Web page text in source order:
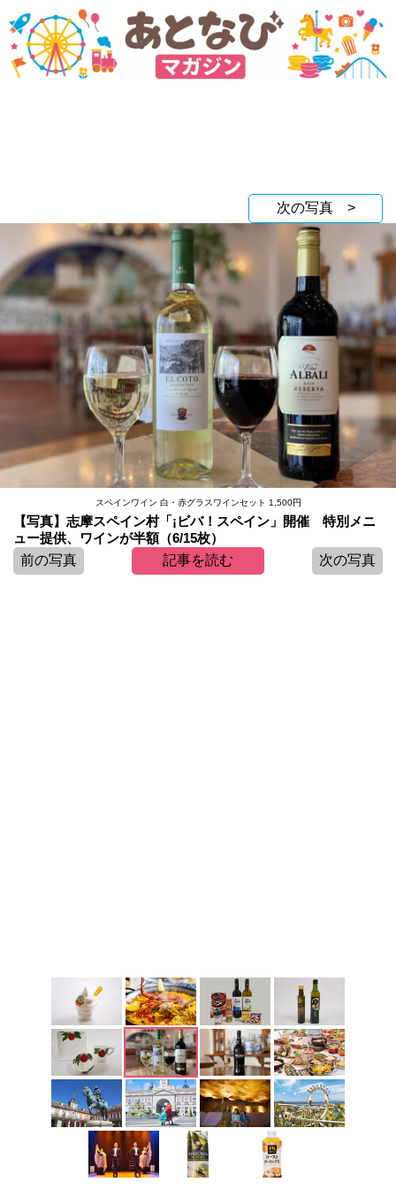
次の写真 >
スペインワイン 白・赤グラスワインセット 1,500円
【写真】志摩スペイン村「¡ビバ！スペイン」開催 特別メニ
ュー提供、ワインが半額（6/15枚）
前の写真
記事を読む 次の写真